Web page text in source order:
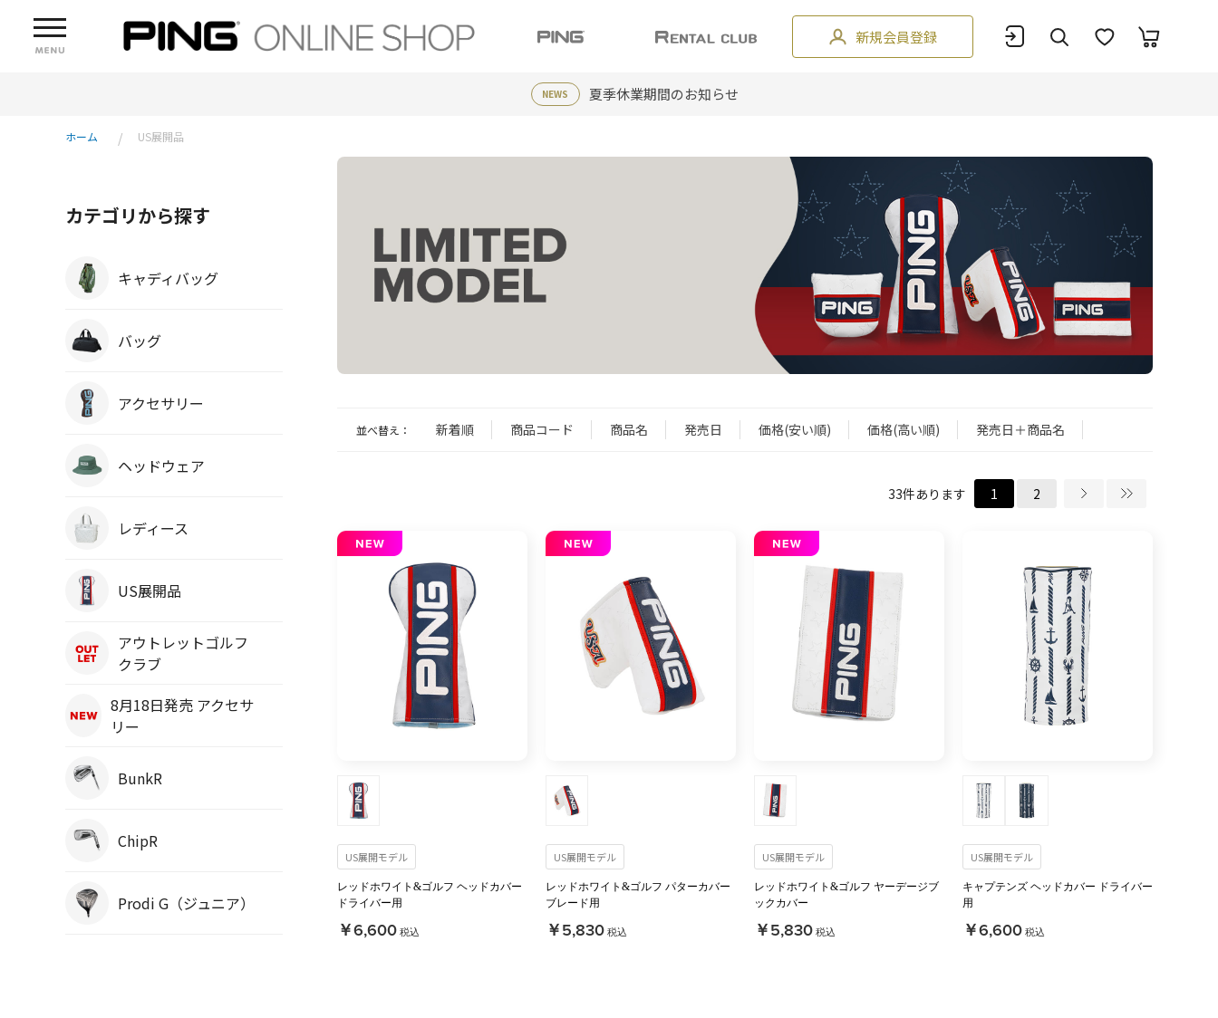
新規会員登録
NEWS 夏季休業期間のお知らせ
ホーム US展開品
カテゴリから探す
キャディバッグ
バッグ
アクセサリー
ヘッドウェア
レディース
US展開品
アウトレットゴルフ
クラブ
8月18日発売 アクセサ
リー
BunkR
ChipR
Prodi G（ジュニア）
並べ替え： 新着順 商品コード 商品名 発売日 価格(安い順) 価格(高い順) 発売日＋商品名
33件あります 1 2
US展開モデル
レッドホワイト&ゴルフ ヘッドカバー
ドライバー用
￥6,600税込
US展開モデル
レッドホワイト&ゴルフ パターカバー
ブレード用
￥5,830税込
US展開モデル
レッドホワイト&ゴルフ ヤーデージブ
ックカバー
￥5,830税込
US展開モデル
キャプテンズ ヘッドカバー ドライバー
用
￥6,600税込